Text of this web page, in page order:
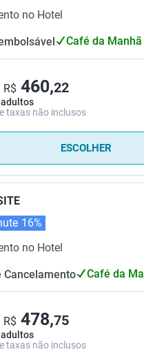
no Hotel
Café da Manhã
adultos
R$ 460,22
taxas não inclusos
ESCOLHER
no Hotel
16%
Cancelamento Café da
adultos
R$ 478,75
taxas não inclusos